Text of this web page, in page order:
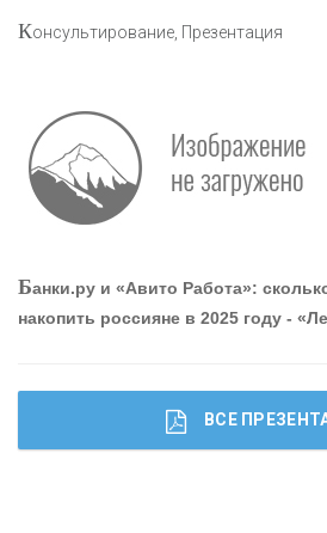
Работа мечты. Что банки
привлечь и удержать
Консультирование, Презентация
Банки.ру и «Авито Работа»:
накопить россияне в 2025 году -
ВСЕ